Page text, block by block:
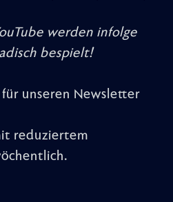
werden infolge
bespielt!
für unseren Newsletter
reduziertem